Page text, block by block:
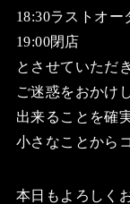
18:30ラストオー
19:00閉店
とさせていただ
ご迷惑をおかけ
出来ることを確
小さなことから
本日もよろしく